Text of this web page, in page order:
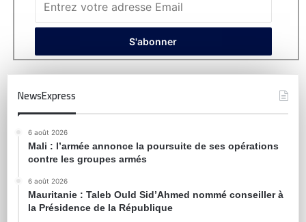
NewsExpress
6 août 2026
Mali : l’armée annonce la poursuite de ses opérations
contre les groupes armés
6 août 2026
Mauritanie : Taleb Ould Sid’Ahmed nommé conseiller à
la Présidence de la République